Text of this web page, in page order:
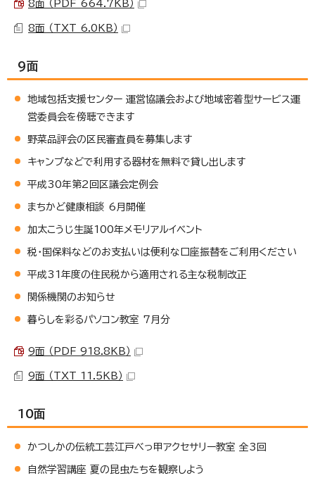
8面 （PDF 664.7KB）
8面 （TXT 6.0KB）
9面
地域包括支援センター 運営協議会および地域密着型サービス運
営委員会を傍聴できます
野菜品評会の区民審査員を募集します
キャンプなどで利用する器材を無料で貸し出します
平成30年第2回区議会定例会
まちかど健康相談 6月開催
加太こうじ生誕100年メモリアルイベント
税・国保料などのお支払いは便利な口座振替をご利用ください
平成31年度の住民税から適用される主な税制改正
関係機関のお知らせ
暮らしを彩るパソコン教室 7月分
9面 （PDF 918.8KB）
9面 （TXT 11.5KB）
10面
かつしかの伝統工芸江戸べっ甲アクセサリー教室 全3回
自然学習講座 夏の昆虫たちを観察しよう